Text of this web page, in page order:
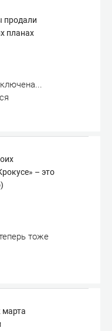
продали
планах
– это
тоже
марта